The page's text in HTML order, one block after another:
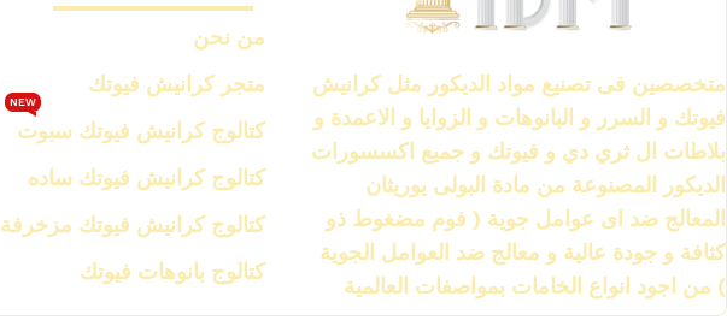
متخصصين فى تصنيع مواد الديكور مثل كرانيش
فيوتك و السرر و البانوهات و الزوايا و الاعمدة و
بلاطات ال ثري دي و فيوتك و جميع اكسسورات
الديكور المصنوعة من مادة البولى يوريثان
المعالج ضد اى عوامل جوية ( فوم مضغوط ذو
كثافة و جودة عالية و معالج ضد العوامل الجوية
) من اجود انواع الخامات بمواصفات العالمية
من نحن
متجر كرانيش فيوتك
كتالوج كرانيش فيوتك سبوت
NEW
كتالوج كرانيش فيوتك ساده
كتالوج كرانيش فيوتك مزخرفة
كتالوج بانوهات فيوتك